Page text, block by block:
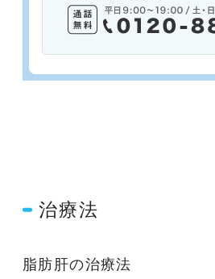
治療法
脂肪肝の治療法